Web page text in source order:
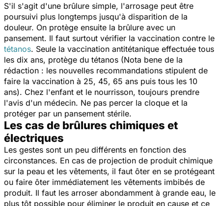
S'il s'agit d'une brûlure simple, l'arrosage peut être
poursuivi plus longtemps jusqu'à disparition de la
douleur. On protège ensuite la brûlure avec un
pansement. Il faut surtout vérifier la vaccination contre le
tétanos. Seule la vaccination antitétanique effectuée tous
les dix ans, protège du tétanos (Nota bene de la
rédaction : les nouvelles recommandations stipulent de
faire la vaccination à 25, 45, 65 ans puis tous les 10
ans). Chez l'enfant et le nourrisson, toujours prendre
l'avis d'un médecin. Ne pas percer la cloque et la
protéger par un pansement stérile.
Les cas de brûlures chimiques et
électriques
Les gestes sont un peu différents en fonction des
circonstances. En cas de projection de produit chimique
sur la peau et les vêtements, il faut ôter en se protégeant
ou faire ôter immédiatement les vêtements imbibés de
produit. Il faut les arroser abondamment à grande eau, le
plus tôt possible pour éliminer le produit en cause et ce